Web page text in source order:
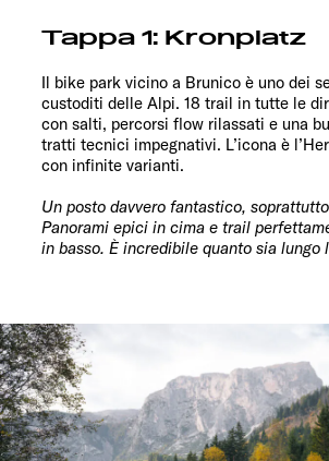
Tappa 1: Kronplatz
Il bike park vicino a Brunico è uno dei
custoditi delle Alpi. 18 trail in tutte le
con salti, percorsi flow rilassati e una
tratti tecnici impegnativi. L’icona è
con infinite varianti.
Un posto davvero fantastico,
Panorami epici in cima e trail
in basso. È incredibile quanto sia lungo